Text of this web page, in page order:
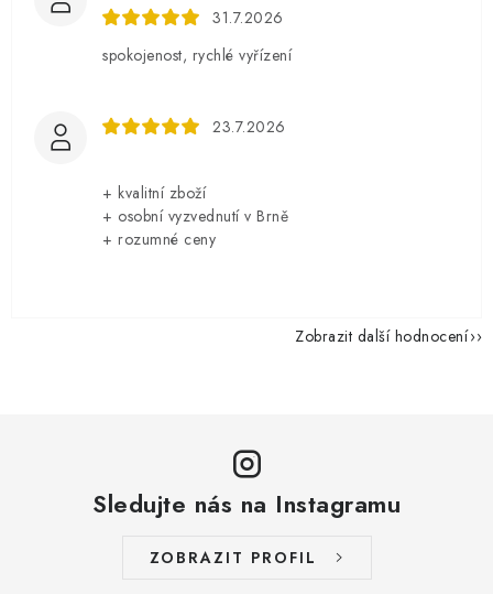
31.7.2026
spokojenost, rychlé vyřízení
23.7.2026
+ kvalitní zboží
+ osobní vyzvednutí v Brně
+ rozumné ceny
Zobrazit další hodnocení
Sledujte nás na Instagramu
ZOBRAZIT PROFIL